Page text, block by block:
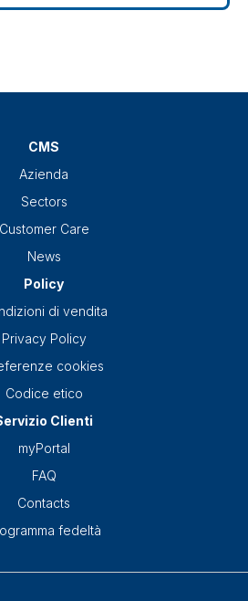
CMS
Azienda
Sectors
Customer Care
News
Policy
di vendita
Privacy Policy
cookies
Codice etico
Clienti
myPortal
FAQ
Contacts
fedeltà